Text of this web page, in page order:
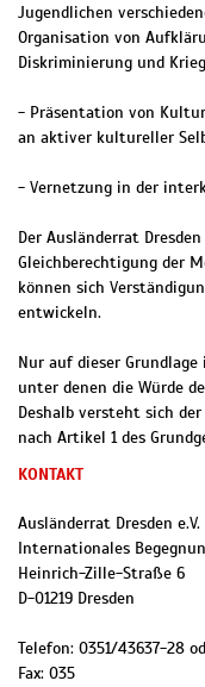
Jugendlichen
Organisation von
Diskriminierung und
- Präsentation von
an aktiver kultureller
- Vernetzung in der
Der Ausländerrat
Gleichberechtigung der
können sich
entwickeln.
Nur auf dieser
unter denen die Würde
Deshalb versteht sich
nach Artikel 1 des
KONTAKT
Ausländerrat Dresden e.V.
Internationales
Heinrich-Zille-Straße 6
D-01219 Dresden
Telefon: 0351/43637-28
Fax: 035